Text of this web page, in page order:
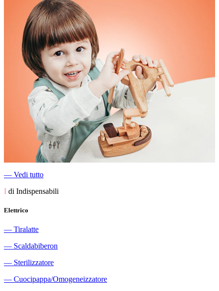
― Vedi tutto
I di Indispensabili
Elettrico
― Tiralatte
― Scaldabiberon
― Sterilizzatore
― Cuocipappa/Omogeneizzatore